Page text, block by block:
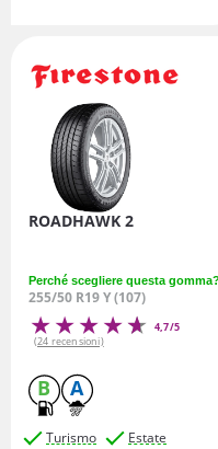
ROADHAWK 2
Perché scegliere questa gomma?
255/50 R19 Y (107)
4,7/5
(24 recensioni)
B A
Turismo
Estate